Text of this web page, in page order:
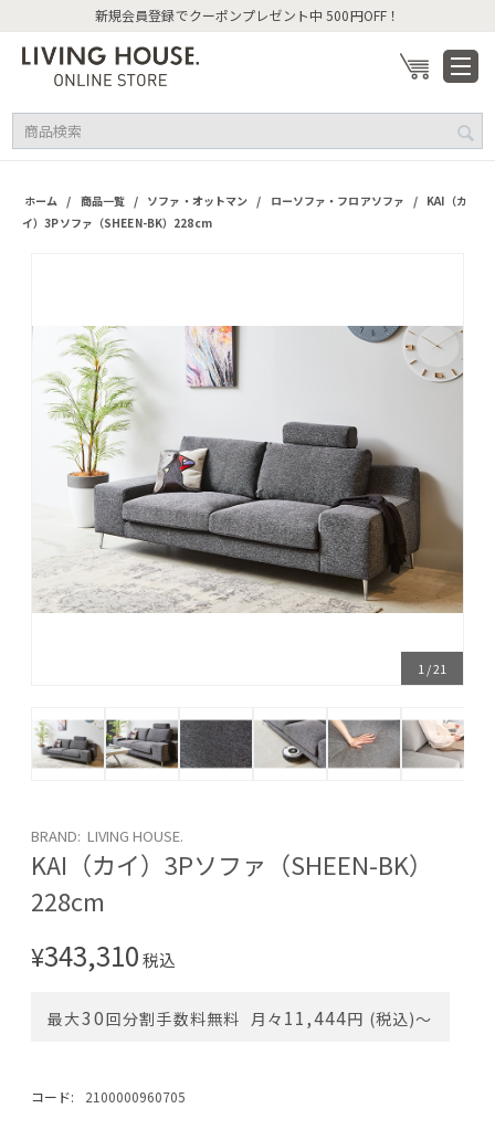
新規会員登録でクーポンプレゼント中 500円OFF！
ホーム / 商品一覧 / ソファ・オットマン / ローソファ・フロアソファ / KAI（カ
イ）3Pソファ（SHEEN-BK）228cm
1 /21
BRAND: LIVING HOUSE.
KAI（カイ）3Pソファ（SHEEN-BK）
228cm
¥343,310税込
最大30回分割手数料無料 月々 11,444円 (税込)〜
コード: 2100000960705